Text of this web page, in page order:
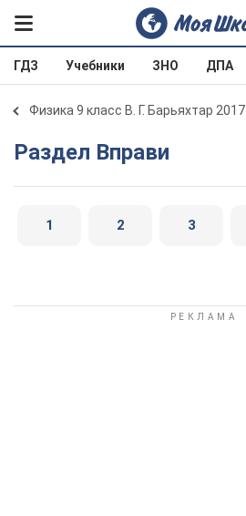
ГДЗ Учебники ЗНО ДПА
Физика 9 класс В. Г. Барьяхтар 2017
Раздел Вправи
1 2 3